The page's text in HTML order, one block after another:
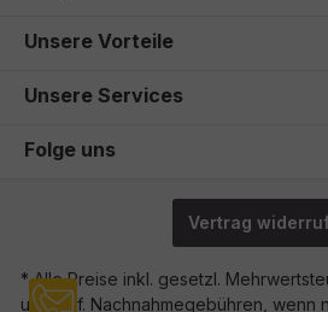
Unsere Vorteile
Unsere Services
Folge uns
Vertrag
* Alle Preise inkl. gesetzl.
und ggf. Nachnahmegebühren, wenn